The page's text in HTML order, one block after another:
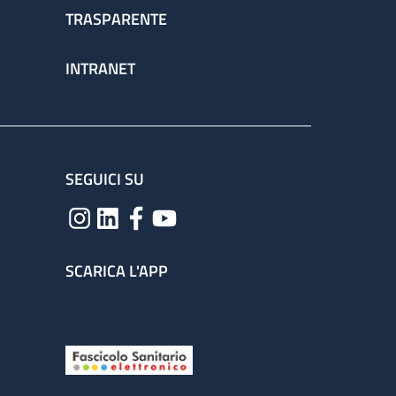
TRASPARENTE
INTRANET
SEGUICI SU
SCARICA L'APP